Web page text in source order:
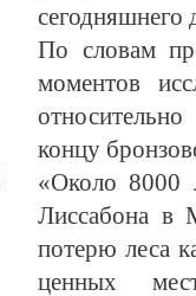
сегодняшнего
По словам
моментов
концу
«Около 8000
Лиссабона в
потерю леса
ценных